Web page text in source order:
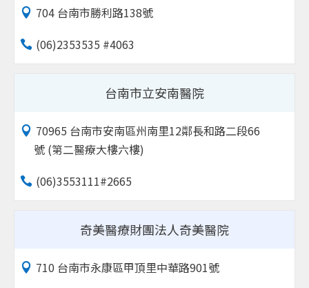
704 台南市勝利路138號
(06)2353535 #4063
台南市立安南醫院
70965 台南市安南區州南里12鄰長和路二段66
號 (第二醫療大樓六樓)
(06)3553111#2665
奇美醫療財團法人奇美醫院
710 台南市永康區甲頂里中華路901號